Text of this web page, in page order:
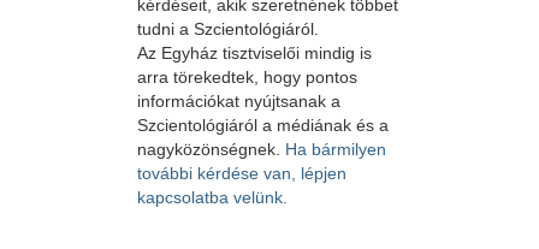
kérdéseit, akik szeretnének többet
tudni a Szcientológiáról.
Az Egyház tisztviselői mindig is
arra törekedtek, hogy pontos
információkat nyújtsanak a
Szcientológiáról a médiának és a
nagyközönségnek. Ha bármilyen
további kérdése van, lépjen
kapcsolatba velünk.